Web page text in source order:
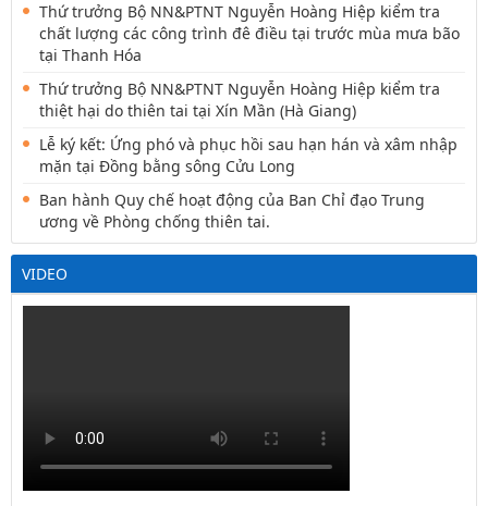
Thứ trưởng Bộ NN&PTNT Nguyễn Hoàng Hiệp kiểm tra
chất lượng các công trình đê điều tại trước mùa mưa bão
tại Thanh Hóa
Thứ trưởng Bộ NN&PTNT Nguyễn Hoàng Hiệp kiểm tra
thiệt hại do thiên tai tại Xín Mần (Hà Giang)
Lễ ký kết: Ứng phó và phục hồi sau hạn hán và xâm nhập
mặn tại Đồng bằng sông Cửu Long
Ban hành Quy chế hoạt động của Ban Chỉ đạo Trung
ương về Phòng chống thiên tai.
VIDEO